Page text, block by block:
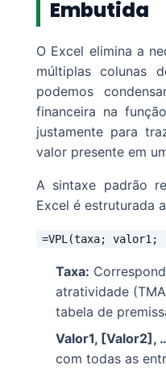
Embutida
O Excel elimina a
múltiplas colunas
podemos
financeira na
justamente para
valor presente em
A sintaxe padrão
Excel é estruturada
=VPL(taxa;
Taxa:
atratividade
tabela de
Valor1, [Valor2],
com todas as